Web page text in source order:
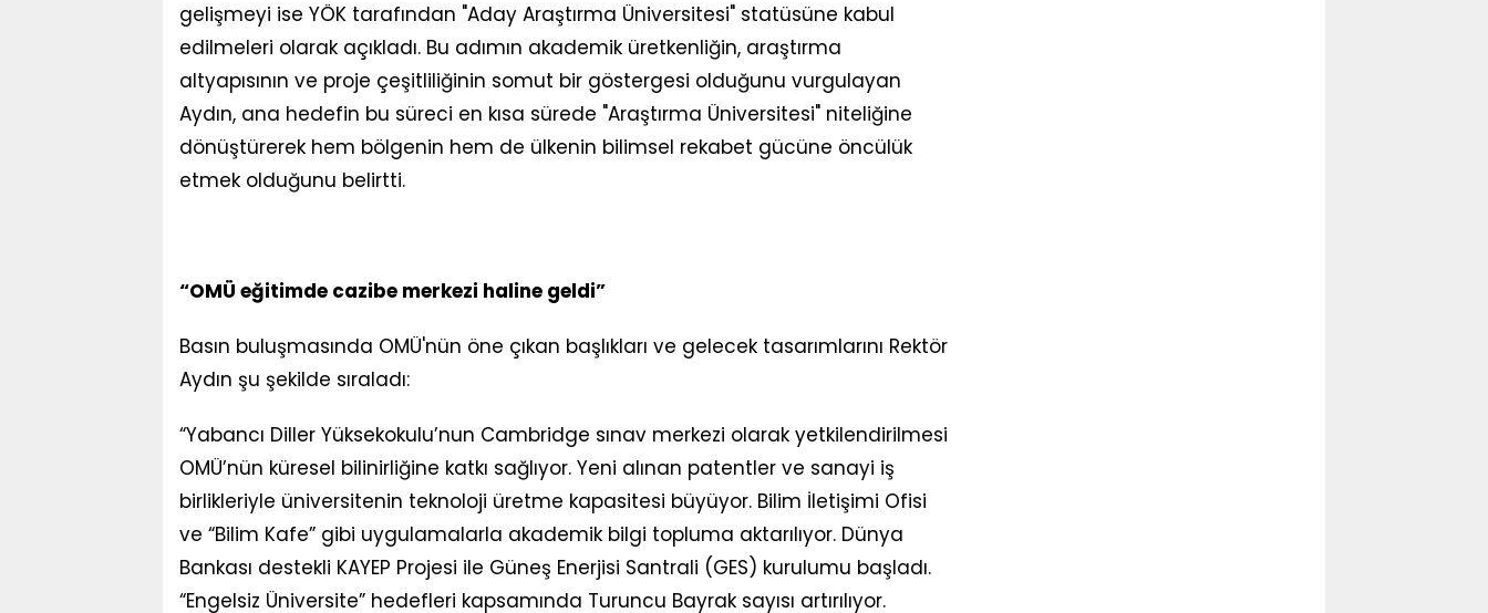
gelişmeyi ise YÖK tarafından "Aday Araştırma Üniversitesi" statüsüne kabul
edilmeleri olarak açıkladı. Bu adımın akademik üretkenliğin, araştırma
altyapısının ve proje çeşitliliğinin somut bir göstergesi olduğunu vurgulayan
Aydın, ana hedefin bu süreci en kısa sürede "Araştırma Üniversitesi" niteliğine
dönüştürerek hem bölgenin hem de ülkenin bilimsel rekabet gücüne öncülük
etmek olduğunu belirtti.
“OMÜ eğitimde cazibe merkezi haline geldi”
Basın buluşmasında OMÜ'nün öne çıkan başlıkları ve gelecek tasarımlarını Rektör
Aydın şu şekilde sıraladı:
“Yabancı Diller Yüksekokulu’nun Cambridge sınav merkezi olarak yetkilendirilmesi
OMÜ’nün küresel bilinirliğine katkı sağlıyor. Yeni alınan patentler ve sanayi iş
birlikleriyle üniversitenin teknoloji üretme kapasitesi büyüyor. Bilim İletişimi Ofisi
ve “Bilim Kafe” gibi uygulamalarla akademik bilgi topluma aktarılıyor. Dünya
Bankası destekli KAYEP Projesi ile Güneş Enerjisi Santrali (GES) kurulumu başladı.
“Engelsiz Üniversite” hedefleri kapsamında Turuncu Bayrak sayısı artırılıyor.